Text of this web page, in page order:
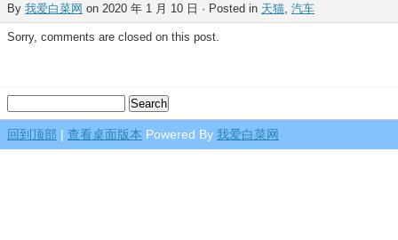
By 我爱白菜网 on 2020 年 1 月 10 日 · Posted in 天猫, 汽车
Sorry, comments are closed on this post.
回到顶部 | 查看桌面版本 Powered By 我爱白菜网